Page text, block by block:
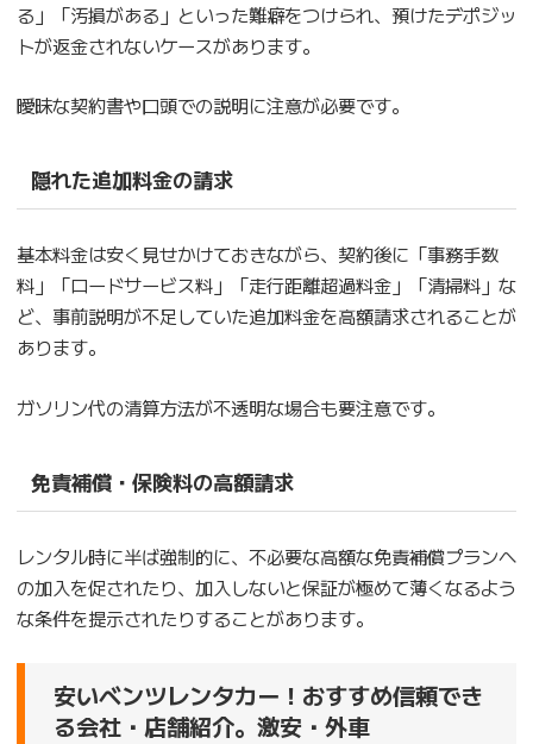
る」「汚損がある」といった難癖をつけられ、預けたデポジッ
トが返金されないケースがあります。
曖昧な契約書や口頭での説明に注意が必要です。
隠れた追加料金の請求
基本料金は安く見せかけておきながら、契約後に「事務手数
料」「ロードサービス料」「走行距離超過料金」「清掃料」な
ど、事前説明が不足していた追加料金を高額請求されることが
あります。
ガソリン代の清算方法が不透明な場合も要注意です。
免責補償・保険料の高額請求
レンタル時に半ば強制的に、不必要な高額な免責補償プランへ
の加入を促されたり、加入しないと保証が極めて薄くなるよう
な条件を提示されたりすることがあります。
安いベンツレンタカー！おすすめ信頼でき
る会社・店舗紹介。激安・外車